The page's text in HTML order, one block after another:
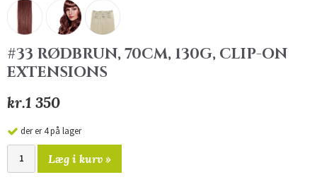
#33 RØDBRUN, 70CM, 130G, CLIP-ON
EXTENSIONS
kr.1 350
der er 4 på lager
Læg i kurv »